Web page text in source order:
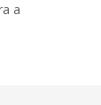
a